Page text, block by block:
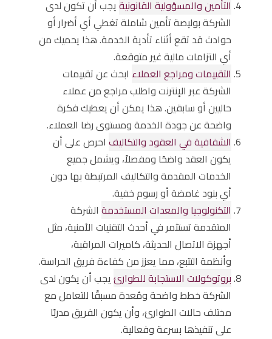
التأمين والمسؤولية القانونية يجب أن تكون لدى
الشركة بوليصة تأمين شاملة تغطي أي أضرار أو
حوادث قد تقع أثناء تأدية الخدمة. هذا يحميك من
أي التزامات مالية غير متوقعة.
التقييمات ومراجع العملاء ابحث عن تقييمات
الشركة عبر الإنترنت واطلب مراجع من عملاء
حاليين أو سابقين. هذا يمكن أن يعطيك فكرة
واضحة عن جودة الخدمة ومستوى رضا العملاء.
الشفافية في العقود والتكاليف احرص على أن
يكون العقد واضحًا ومفصلاً، ويشمل جميع
الخدمات المقدمة والتكاليف المرتبطة بها دون
أي بنود غامضة أو رسوم خفية.
التكنولوجيا والمعدات المستخدمة الشركة
المتقدمة تستثمر في أحدث التقنيات الأمنية، مثل
أجهزة الاتصال الحديثة، كاميرات المراقبة،
وأنظمة التتبع، مما يعزز من كفاءة فريق الحراسة.
بروتوكولات الاستجابة للطوارئ يجب أن يكون لدى
الشركة خطط واضحة ومُعدة مسبقًا للتعامل مع
مختلف حالات الطوارئ، وأن يكون الفريق مدربًا
على تنفيذها بسرعة وفعالية.